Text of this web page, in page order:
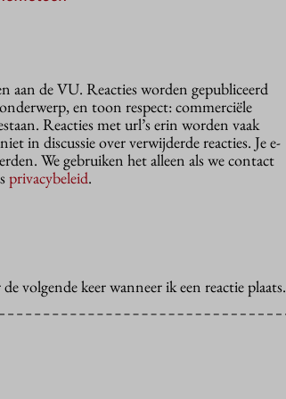
aan de VU. Reacties worden gepubliceerd
en toon respect: commerciële
Reacties met url’s erin worden vaak
in discussie over verwijderde reacties. Je e-
We gebruiken het alleen als we contact
privacybeleid.
volgende keer wanneer ik een reactie plaats.